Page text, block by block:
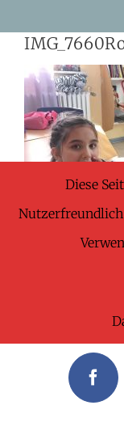
content
Share
Diese